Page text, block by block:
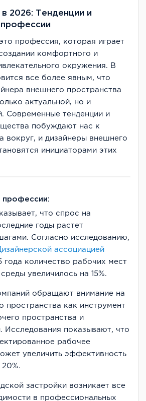
2026: Тенденции и
профессии
профессия, которая играет
комфортного и
окружения. В
все более явным, что
внешнего пространства
актуальной, но и
Современные тенденции и
побуждают нас к
вокруг, и дизайнеры внешнего
инициаторами этих
профессии:
что спрос на
годы растет
Согласно исследованию,
ассоциацией
года количество рабочих мест
увеличилось на 15%.
обращают внимание на
пространства как инструмент
пространства и
Исследования показывают, что
рабочее
увеличить эффективность
застройки возникает все
в профессиональных